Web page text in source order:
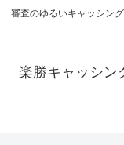
審査のゆるいキャッシン
楽勝キャッシン